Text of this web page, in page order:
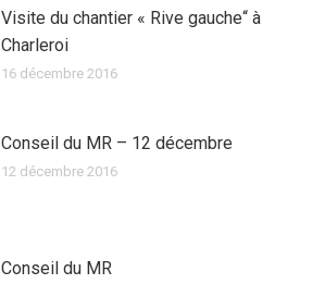
Visite du chantier « Rive gauche“ à
Charleroi
16 décembre 2016
Conseil du MR – 12 décembre
12 décembre 2016
Conseil du MR